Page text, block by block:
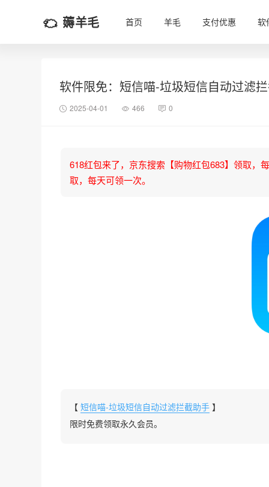
薅羊毛 首页 羊毛 支付优惠 软
软件限免：短信喵-垃圾短信自动过滤
2025-04-01 466 0
618红包来了，京东搜索【购物红包683】领取，
取，每天可领一次。
【 短信喵-垃圾短信自动过滤拦截助手 】
限时免费领取永久会员。